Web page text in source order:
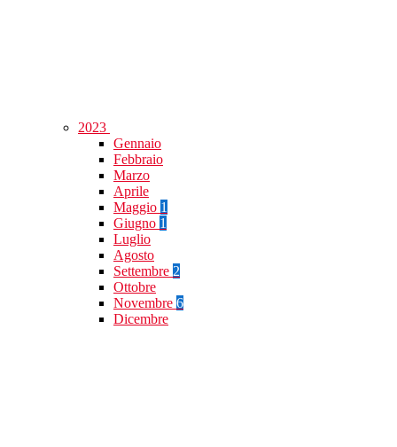
2023
Gennaio
Febbraio
Marzo
Aprile
Maggio 1
Giugno 1
Luglio
Agosto
Settembre 2
Ottobre
Novembre 6
Dicembre